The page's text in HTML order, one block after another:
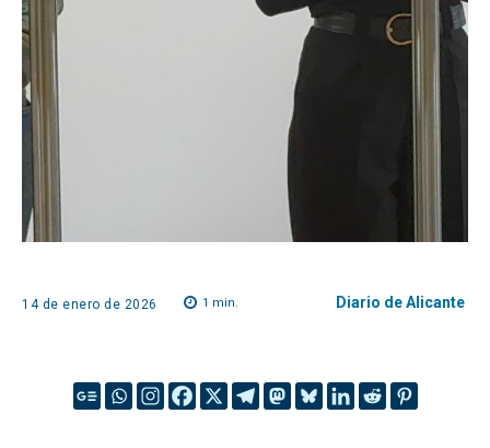
14 de enero de 2026 1 min. Diario de Alicante